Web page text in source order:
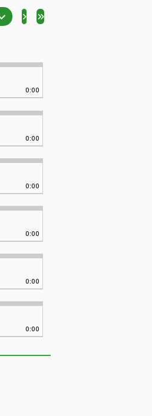
0:00
0:00
0:00
0:00
0:00
0:00